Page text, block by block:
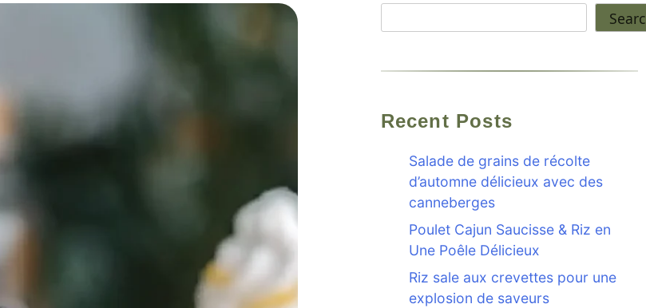
Recent Posts
Salade de grains de récolte
d’automne délicieux avec des
canneberges
Poulet Cajun Saucisse & Riz en
Une Poêle Délicieux
Riz sale aux crevettes pour une
explosion de saveurs